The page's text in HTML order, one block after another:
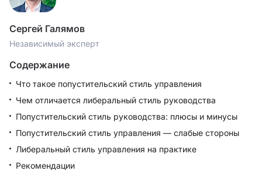
Сергей Галямов
Независимый эксперт
Содержание
Что такое попустительский стиль управления
Чем отличается либеральный стиль руководства
Попустительский стиль руководства: плюсы и минусы
Попустительский стиль управления — слабые стороны
Либеральный стиль управления на практике
Рекомендации